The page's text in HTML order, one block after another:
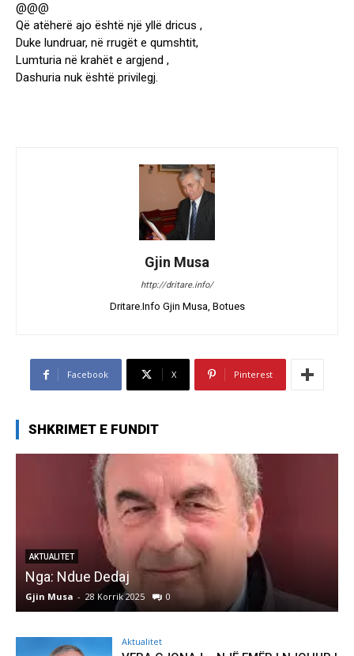
@@@
Që atëherë ajo është një yllë dricus ,
Duke lundruar, në rrugët e qumshtit,
Lumturia në krahët e argjend ,
Dashuria nuk është privilegj.
Gjin Musa
http://dritare.info/
Dritare.Info Gjin Musa, Botues
Facebook X Pinterest
SHKRIMET E FUNDIT
AKTUALITET
Nga: Ndue Dedaj
Gjin Musa - 28 Korrik 2025 0
Aktualitet